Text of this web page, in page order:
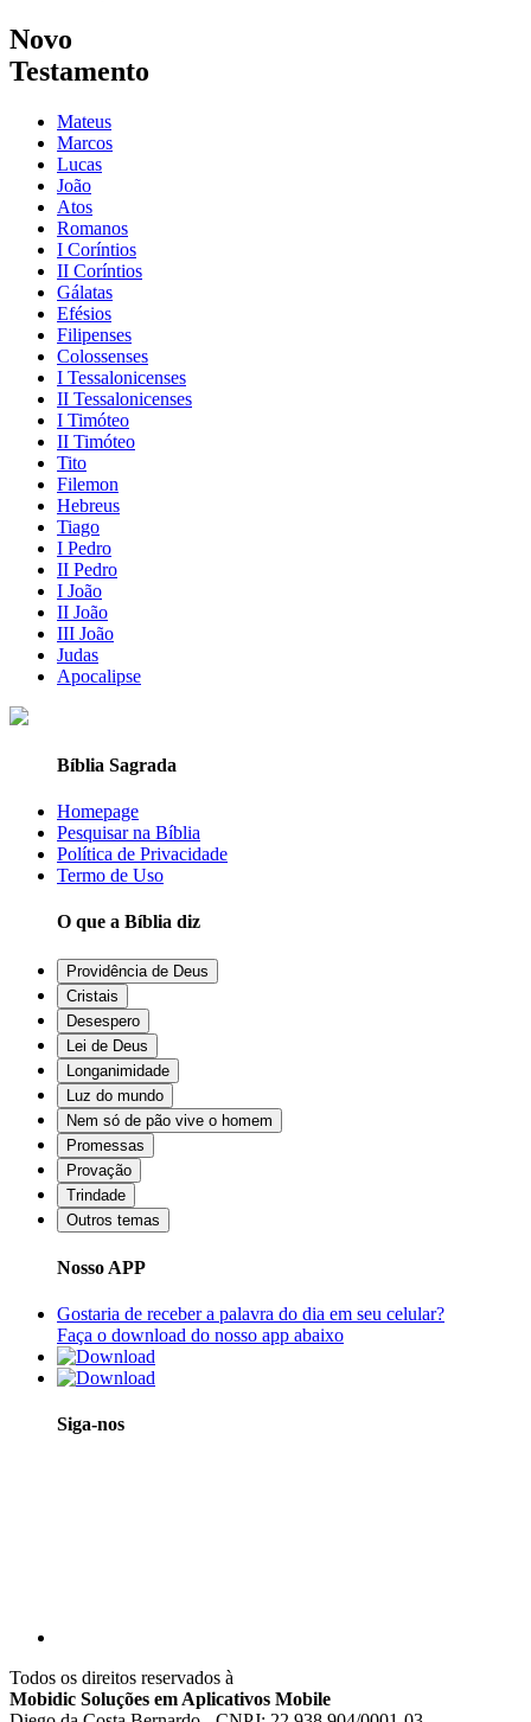
Novo
Testamento
Mateus
Marcos
Lucas
João
Atos
Romanos
I Coríntios
II Coríntios
Gálatas
Efésios
Filipenses
Colossenses
I Tessalonicenses
II Tessalonicenses
I Timóteo
II Timóteo
Tito
Filemon
Hebreus
Tiago
I Pedro
II Pedro
I João
II João
III João
Judas
Apocalipse
Bíblia Sagrada
Homepage
Pesquisar na Bíblia
Política de Privacidade
Termo de Uso
O que a Bíblia diz
Providência de Deus
Cristais
Desespero
Lei de Deus
Longanimidade
Luz do mundo
Nem só de pão vive o homem
Promessas
Provação
Trindade
Outros temas
Nosso APP
Gostaria de receber a palavra do dia em seu celular?
Faça o download do nosso app abaixo
Siga-nos
Todos os direitos reservados à
Mobidic Soluções em Aplicativos Mobile